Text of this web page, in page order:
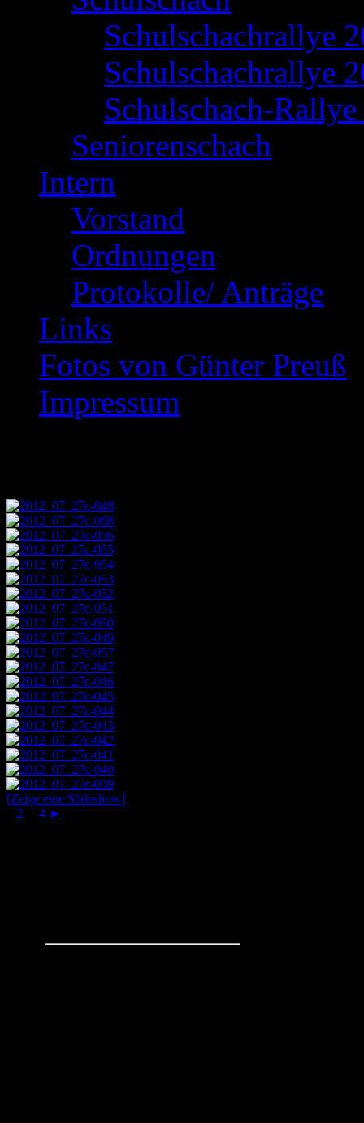
Schulschachrallye
Schulschachrallye
Schulschach-
Seniorenschach
Intern
Vorstand
Ordnungen
Protokolle/ Anträge
Links
Fotos von Günter Preuß
Impressum
[Zeige eine Slideshow]
2 4 ►